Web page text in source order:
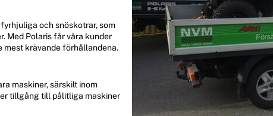
och snöskotrar, som
Med Polaris får våra kunder
krävande förhållandena.
maskiner, särskilt inom
tillgång till pålitliga maskiner